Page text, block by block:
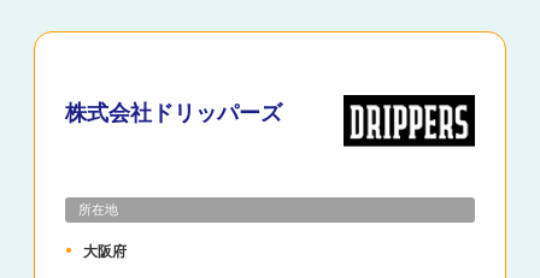
株式会社ドリッパーズ
所在地
大阪府